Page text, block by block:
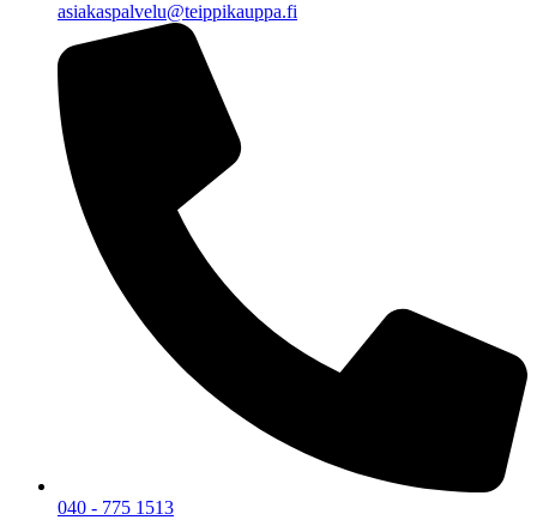
asiakaspalvelu@teippikauppa.fi
040 - 775 1513